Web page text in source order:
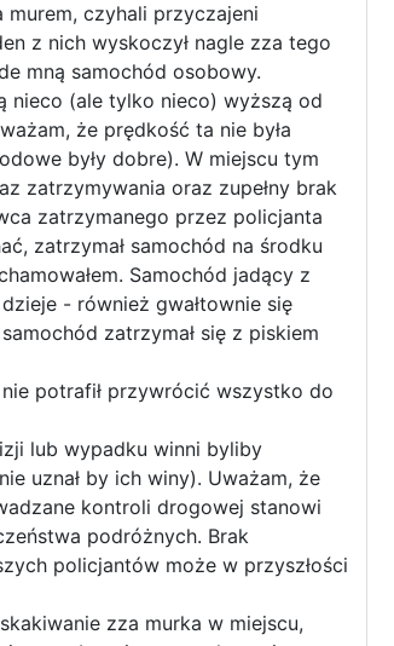
murem, czyhali przyczajeni
z nich wyskoczył nagle zza tego
mną samochód osobowy.
nieco (ale tylko nieco) wyższą od
że prędkość ta nie była
były dobre). W miejscu tym
zatrzymywania oraz zupełny brak
zatrzymanego przez policjanta
zatrzymał samochód na środku
Samochód jadący z
- również gwałtownie się
zatrzymał się z piskiem
potrafił przywrócić wszystko do
lub wypadku winni byliby
uznał by ich winy). Uważam, że
kontroli drogowej stanowi
podróżnych. Brak
policjantów może w przyszłości
zza murka w miejscu,